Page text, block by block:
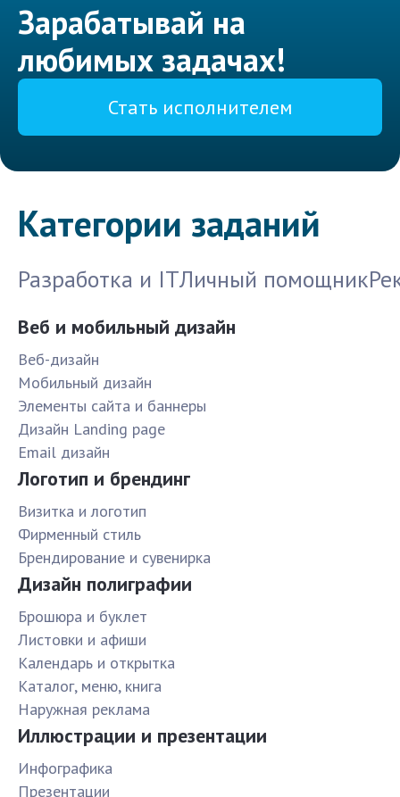
Зарабатывай на
любимых задачах!
Стать исполнителем
Категории заданий
Разработка и ITЛичный помощник
Веб и мобильный дизайн
Веб-дизайн
Мобильный дизайн
Элементы сайта и баннеры
Дизайн Landing page
Email дизайн
Логотип и брендинг
Визитка и логотип
Фирменный стиль
Брендирование и сувенирка
Дизайн полиграфии
Брошюра и буклет
Листовки и афиши
Календарь и открытка
Каталог, меню, книга
Наружная реклама
Иллюстрации и презентации
Инфографика
Презентации